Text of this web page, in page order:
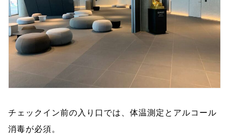
チェックイン前の入り口では、体温測定とアルコール
消毒が必須。